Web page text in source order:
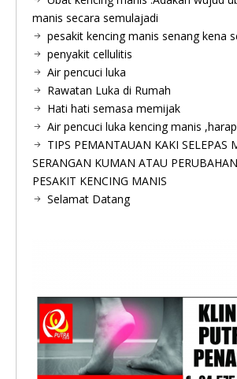
manis secara semulajadi
pesakit kencing manis senang kena
penyakit cellulitis
Air pencuci luka
Rawatan Luka di Rumah
Hati hati semasa memijak
Air pencuci luka kencing manis
TIPS PEMANTAUAN KAKI SELEPAS
SERANGAN KUMAN ATAU
PESAKIT KENCING MANIS
Selamat Datang